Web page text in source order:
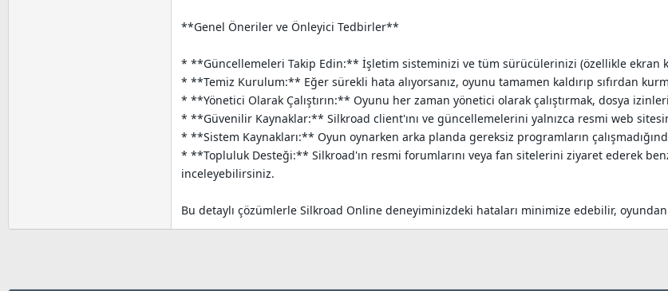
**Genel Öneriler ve Önleyici Tedbirler**
* **Güncellemeleri Takip Edin:** İşletim sisteminizi ve tüm sürücülerinizi (özellikle ekran
* **Temiz Kurulum:** Eğer sürekli hata alıyorsanız, oyunu tamamen kaldırıp sıfırdan
* **Yönetici Olarak Çalıştırın:** Oyunu her zaman yönetici olarak çalıştırmak, dosya
* **Güvenilir Kaynaklar:** Silkroad client'ını ve güncellemelerini yalnızca resmi web
* **Sistem Kaynakları:** Oyun oynarken arka planda gereksiz programların
* **Topluluk Desteği:** Silkroad'ın resmi forumlarını veya fan sitelerini ziyaret ederek
inceleyebilirsiniz.
Bu detaylı çözümlerle Silkroad Online deneyiminizdeki hataları minimize edebilir,